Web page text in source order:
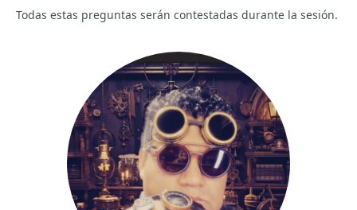
Todas estas preguntas serán contestadas durante la sesión.